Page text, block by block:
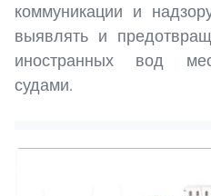
коммуникации и
выявлять и
иностранных вод
судами.